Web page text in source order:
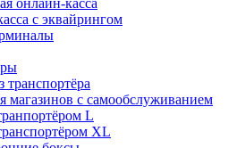
онлайн-касса
с эквайрингом
транспортёра
магазинов с самообслуживанием
L
XL